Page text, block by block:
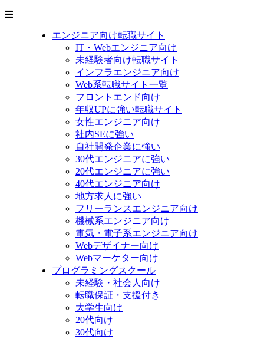
エンジニア向け転職サイト
IT・Webエンジニア向け
未経験者向け転職サイト
インフラエンジニア向け
Web系転職サイト一覧
フロントエンド向け
年収UPに強い転職サイト
女性エンジニア向け
社内SEに強い
自社開発企業に強い
30代エンジニアに強い
20代エンジニアに強い
40代エンジニア向け
地方求人に強い
フリーランスエンジニア向け
機械系エンジニア向け
電気・電子系エンジニア向け
Webデザイナー向け
Webマーケター向け
プログラミングスクール
未経験・社会人向け
転職保証・支援付き
大学生向け
20代向け
30代向け